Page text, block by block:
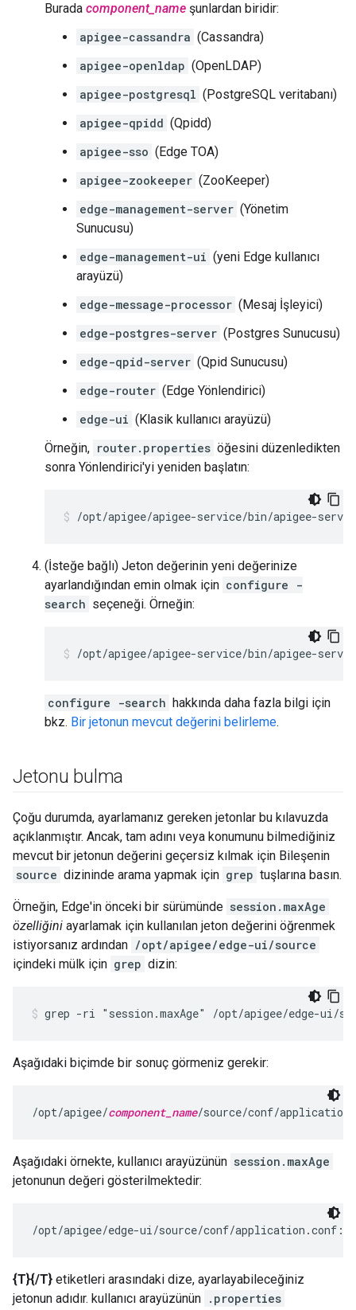
Burada component_name şunlardan biridir:
apigee-cassandra (Cassandra)
apigee-openldap (OpenLDAP)
apigee-postgresql (PostgreSQL veritabanı)
apigee-qpidd (Qpidd)
apigee-sso (Edge TOA)
apigee-zookeeper (ZooKeeper)
edge-management-server (Yönetim
Sunucusu)
edge-management-ui (yeni Edge kullanıcı
arayüzü)
edge-message-processor (Mesaj İşleyici)
edge-postgres-server (Postgres Sunucusu)
edge-qpid-server (Qpid Sunucusu)
edge-router (Edge Yönlendirici)
edge-ui (Klasik kullanıcı arayüzü)
Örneğin, router.properties öğesini düzenledikten
sonra Yönlendirici'yi yeniden başlatın:
/opt/apigee/apigee-service/bin/apigee-
(İsteğe bağlı) Jeton değerinin yeni değerinize
ayarlandığından emin olmak için configure -
search seçeneği. Örneğin:
/opt/apigee/apigee-service/bin/apigee-
configure -search hakkında daha fazla bilgi için
bkz. Bir jetonun mevcut değerini belirleme.
Jetonu bulma
Çoğu durumda, ayarlamanız gereken jetonlar bu kılavuzda
açıklanmıştır. Ancak, tam adını veya konumunu bilmediğiniz
mevcut bir jetonun değerini geçersiz kılmak için Bileşenin
source dizininde arama yapmak için grep tuşlarına basın.
Örneğin, Edge'in önceki bir sürümünde session.maxAge
özelliğini ayarlamak için kullanılan jeton değerini öğrenmek
istiyorsanız ardından /opt/apigee/edge-ui/source
içindeki mülk için grep dizin:
grep -ri "session.maxAge" /opt/apigee/edge-ui/
Aşağıdaki biçimde bir sonuç görmeniz gerekir:
/opt/apigee/component_name/source/conf/
Aşağıdaki örnekte, kullanıcı arayüzünün session.maxAge
jetonunun değeri gösterilmektedir:
/opt/apigee/edge-ui/source/conf/
{T}{/T} etiketleri arasındaki dize, ayarlayabileceğiniz
jetonun adıdır. kullanıcı arayüzünün .properties